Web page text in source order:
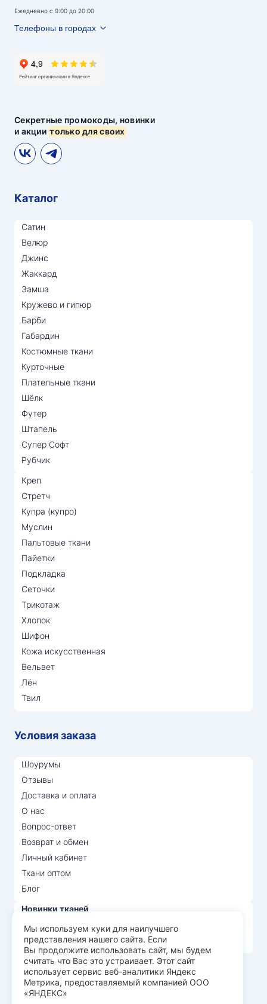
Секретные промокоды, новинки
и акциитолько для своих
Ежедневно с 9:00 до 20:00
Телефоны в городах
Каталог
Сатин
Велюр
Джинс
Жаккард
Замша
Кружево и гипюр
Барби
Габардин
Костюмные ткани
Курточные
Плательные ткани
Шёлк
Футер
Штапель
Супер Софт
Рубчик
Креп
Стретч
Купра (купро)
Муслин
Пальтовые ткани
Пайетки
Подкладка
Сеточки
Трикотаж
Хлопок
Шифон
Кожа искусственная
Вельвет
Лён
Твил
Условия заказа
Шоурумы
Отзывы
Доставка и оплата
О нас
Вопрос-ответ
Возврат и обмен
Личный кабинет
Ткани оптом
Блог
Новинки тканей
Распродажа тканей
Лидеры продаж
© Арт Текс — продажа тканей оптом, 2026
Пользовательское соглашение
Мы используем куки для наилучшего
представления нашего сайта. Если
Вы продолжите использовать сайт, мы будем
считать что Вас это устраивает. Этот сайт
использует сервис веб-аналитики Яндекс
Метрика, предоставляемый компанией ООО
«ЯНДЕКС»